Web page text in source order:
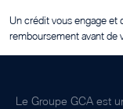
Un crédit vous engage et
remboursement avant de
Le Groupe GCA est